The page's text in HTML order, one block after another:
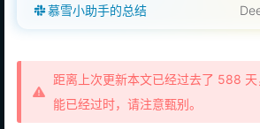
慕雪小助手的总结
距离上次更新本文已经过去了 588
能已经过时，请注意甄别。